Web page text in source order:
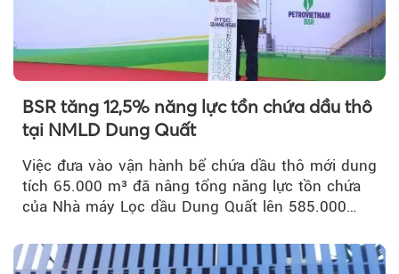
BSR tăng 12,5% năng lực tồn chứa dầu thô
tại NMLD Dung Quất
Việc đưa vào vận hành bể chứa dầu thô mới dung
tích 65.000 m³ đã nâng tổng năng lực tồn chứa
của Nhà máy Lọc dầu Dung Quất lên 585.000